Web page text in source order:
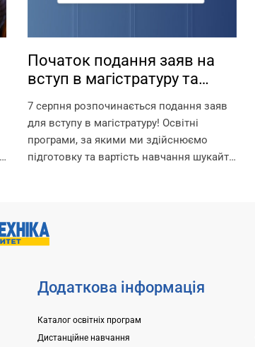
Початок подання заяв на
вступ в магістратуру та
7 серпня розпочинається подання заяв
для вступу в магістратуру! Освітні
програми, за якими ми здійснюємо
підготовку та вартість навчання шукайте
складання вступних іспитів в
університеті, заплановано проведення...
Додаткова інформація
Каталог освітніх програм
Дистанційне навчання